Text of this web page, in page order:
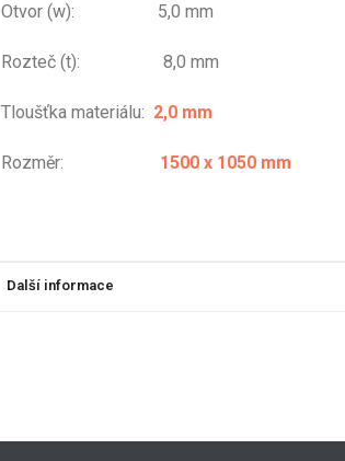
Otvor (w): 5,0 mm
Rozteč (t): 8,0 mm
Tloušťka materiálu: 2,0 mm
Rozměr: 1500 x 1050 mm
Další informace